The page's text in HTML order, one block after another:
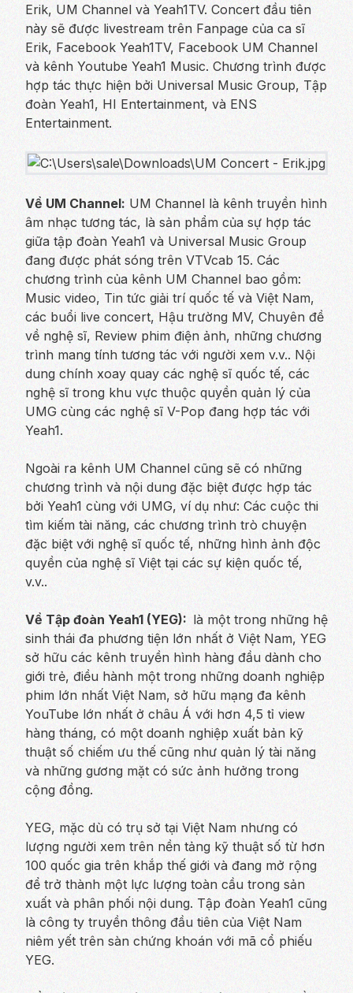
Erik, UM Channel và Yeah1TV. Concert đầu tiên
này sẽ được livestream trên Fanpage của ca sĩ
Erik, Facebook Yeah1TV, Facebook UM Channel
và kênh Youtube Yeah1 Music. Chương trình được
hợp tác thực hiện bởi Universal Music Group, Tập
đoàn Yeah1, HI Entertainment, và ENS
Entertainment.
Về UM Channel:UM Channel là kênh truyền hình
âm nhạc tương tác, là sản phẩm của sự hợp tác
giữa tập đoàn Yeah1 và Universal Music Group
đang được phát sóng trên VTVcab 15. Các
chương trình của kênh UM Channel bao gồm:
Music video, Tin tức giải trí quốc tế và Việt Nam,
các buổi live concert, Hậu trường MV, Chuyên đề
về nghệ sĩ, Review phim điện ảnh, những chương
trình mang tính tương tác với người xem v.v.. Nội
dung chính xoay quay các nghệ sĩ quốc tế, các
nghệ sĩ trong khu vực thuộc quyền quản lý của
UMG cùng các nghệ sĩ V-Pop đang hợp tác với
Yeah1.
Ngoài ra kênh UM Channel cũng sẽ có những
chương trình và nội dung đặc biệt được hợp tác
bởi Yeah1 cùng với UMG, ví dụ như: Các cuộc thi
tìm kiếm tài năng, các chương trình trò chuyện
đặc biệt với nghệ sĩ quốc tế, những hình ảnh độc
quyền của nghệ sĩ Việt tại các sự kiện quốc tế,
v.v..
Về Tập đoàn Yeah1 (YEG): là một trong những hệ
sinh thái đa phương tiện lớn nhất ở Việt Nam, YEG
sở hữu các kênh truyền hình hàng đầu dành cho
giới trẻ, điều hành một trong những doanh nghiệp
phim lớn nhất Việt Nam, sở hữu mạng đa kênh
YouTube lớn nhất ở châu Á với hơn 4,5 tỉ view
hàng tháng, có một doanh nghiệp xuất bản kỹ
thuật số chiếm ưu thế cũng như quản lý tài năng
và những gương mặt có sức ảnh hưởng trong
cộng đồng.
YEG, mặc dù có trụ sở tại Việt Nam nhưng có
lượng người xem trên nền tảng kỹ thuật số từ hơn
100 quốc gia trên khắp thế giới và đang mở rộng
để trở thành một lực lượng toàn cầu trong sản
xuất và phân phối nội dung. Tập đoàn Yeah1 cũng
là công ty truyền thông đầu tiên của Việt Nam
niêm yết trên sàn chứng khoán với mã cổ phiếu
YEG.